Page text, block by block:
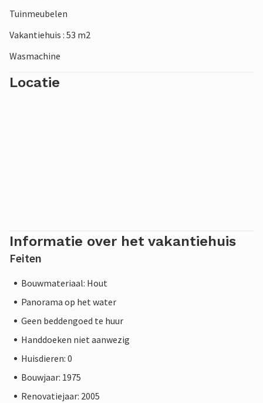
Tuinmeubelen
Vakantiehuis : 53 m2
Wasmachine
Locatie
Informatie over het vakantiehuis
Feiten
Bouwmateriaal: Hout
Panorama op het water
Geen beddengoed te huur
Handdoeken niet aanwezig
Huisdieren: 0
Bouwjaar: 1975
Renovatiejaar: 2005